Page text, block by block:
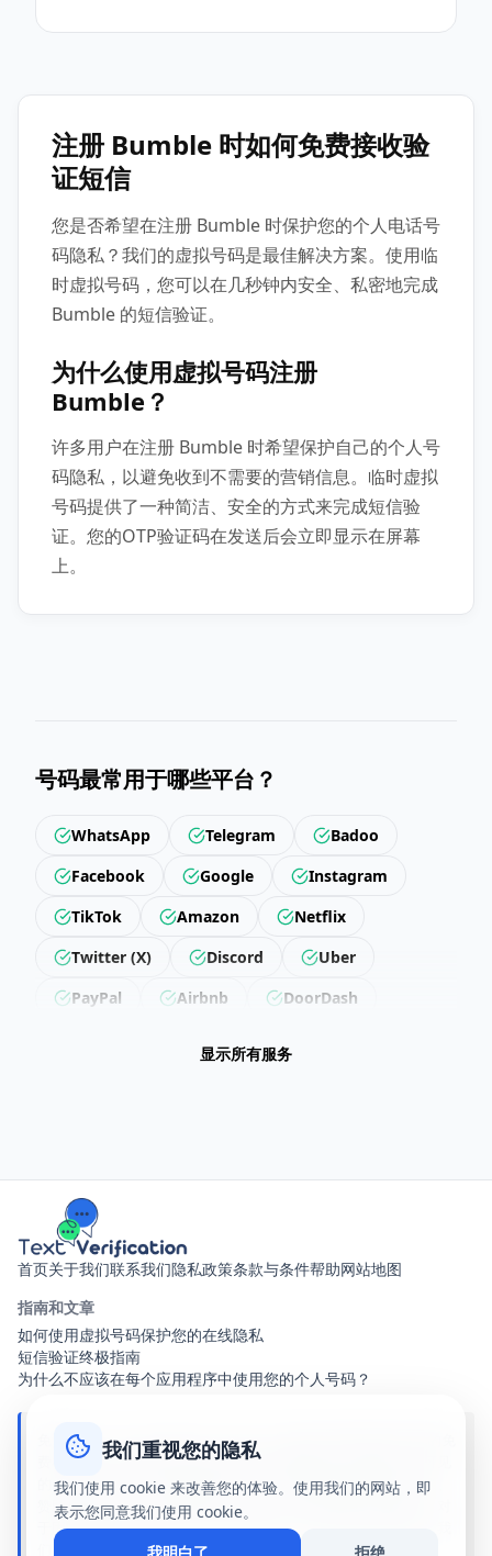
注册 Bumble 时如何免费接收验
证短信
您是否希望在注册 Bumble 时保护您的个人电话号
码隐私？我们的虚拟号码是最佳解决方案。使用临
时虚拟号码，您可以在几秒钟内安全、私密地完成
Bumble 的短信验证。
为什么使用虚拟号码注册
Bumble？
许多用户在注册 Bumble 时希望保护自己的个人号
码隐私，以避免收到不需要的营销信息。临时虚拟
号码提供了一种简洁、安全的方式来完成短信验
证。您的OTP验证码在发送后会立即显示在屏幕
上。
号码最常用于哪些平台？
WhatsApp Telegram
Badoo
Facebook
Google
Instagram
TikTok
Amazon
Netflix
Twitter (X)
Discord
Uber
PayPal
Airbnb
DoorDash
Apple
Neteller
ProtonMail
Spotify
YouTube
Disney+
HBO Max
Telegram Business
KakaoTalk
Signal
Zoom
Skype
eBay
AliExpress
Alibaba
显示所有服务
首页关于我们联系我们隐私政策条款与条件帮助网站地图
指南和文章
如何使用虚拟号码保护您的在线隐私
短信验证终极指南
为什么不应该在每个应用程序中使用您的个人号码？
免责声明：text-verification.net 是一个提供共享虚拟电话号码的免
费在线服务。收到的所有短信对访问此网站的任何人都是公开可见
的。我们与此网站上提到的任何品牌、应用程序或服务均无关联、
赞助或合作关系。使用我们的公共号码完全由您自己承担风险。对
于因使用我们的服务而产生的任何损害、账户停用或法律后果，我
们不承担任何责任。
我们重视您的隐私
我们使用 cookie 来改善您的体验。使用我们的网站，即
表示您同意我们使用 cookie。